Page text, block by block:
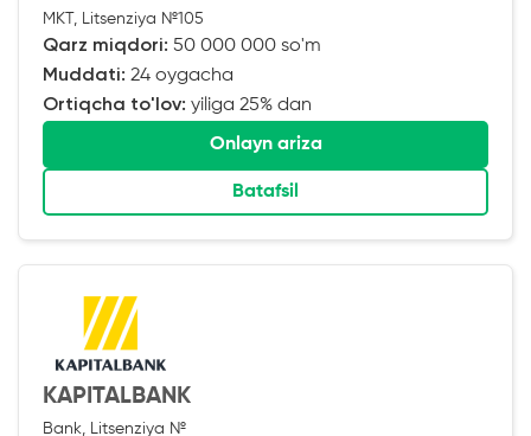
MKT, Litsenziya №105
Qarz miqdori: 50 000 000 so'm
Muddati: 24 oygacha
Ortiqcha to'lov: yiliga 25% dan
Onlayn ariza
Batafsil
KAPITALBANK
Bank, Litsenziya №